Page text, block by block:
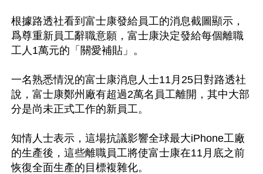
根據路透社看到富士康發給員工的消息截圖顯示，
爲尊重新員工辭職意願，富士康決定發給每個離職
工人1萬元的「關愛補貼」。
一名熟悉情況的富士康消息人士11月25日對路透社
說，富士康鄭州廠有超過2萬名員工離開，其中大部
分是尚未正式工作的新員工。
知情人士表示，這場抗議影響全球最大iPhone工廠
的生產後，這些離職員工將使富士康在11月底之前
恢復全面生產的目標複雜化。